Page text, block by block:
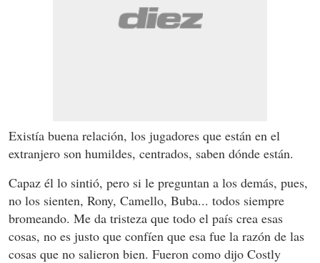
Existía buena relación, los jugadores que están en el
extranjero son humildes, centrados, saben dónde están.
Capaz él lo sintió, pero si le preguntan a los demás, pues,
no los sienten, Rony, Camello, Buba... todos siempre
bromeando. Me da tristeza que todo el país crea esas
cosas, no es justo que confíen que esa fue la razón de las
cosas que no salieron bien. Fueron como dijo Costly